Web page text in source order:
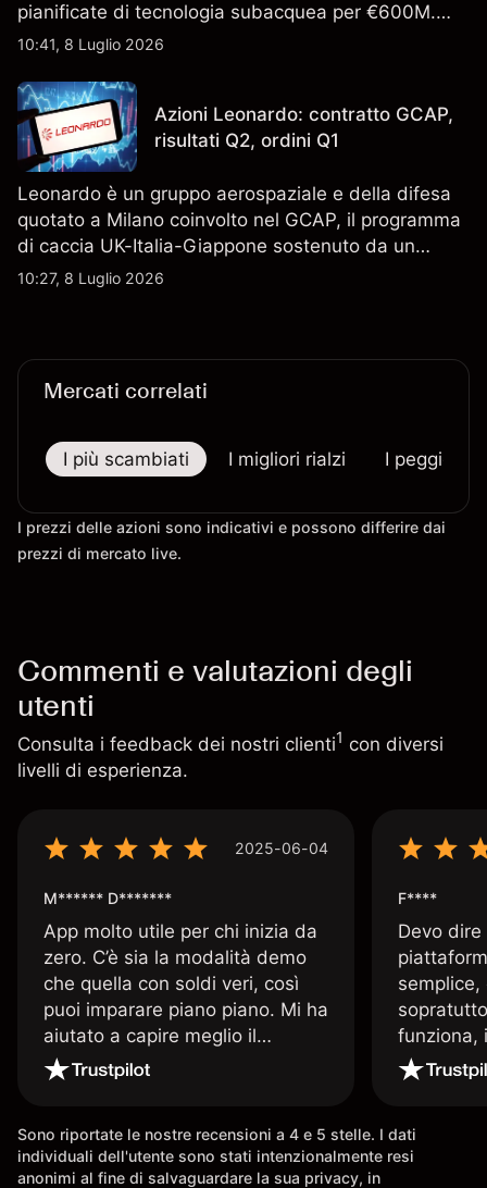
pianificate di tecnologia subacquea per €600M.
Scopri i target di prezzo FCT di terze parti e l'analisi
indicatore affidabile dei risultati futuri.
10:41, 8 Luglio 2026
Azioni Leonardo: contratto GCAP,
risultati Q2, ordini Q1
Leonardo è un gruppo aerospaziale e della difesa
quotato a Milano coinvolto nel GCAP, il programma
di caccia UK-Italia-Giappone sostenuto da un
contratto da 4,6 miliardi di sterline. I risultati
10:27, 8 Luglio 2026
Mercati correlati
I più scambiati I migliori rialzi I peggiori
I prezzi delle azioni sono indicativi e possono differire dai
prezzi di mercato live.
Commenti e valutazioni degli
utenti
Consulta i feedback dei nostri clienti1 con diversi
livelli di esperienza.
2025-06-04
M****** D*******
App molto utile per chi inizia da
zero. C’è sia la modalità demo
che quella con soldi veri, così
puoi imparare piano piano. Mi ha
aiutato a capire meglio il
trading. La consiglio a chi parte
senza esperienza.
F****
Devo
funziona,
Davide e'
spiega
Sono riportate le nostre recensioni a 4 e 5 stelle. I dati
individuali dell'utente sono stati intenzionalmente resi
anonimi al fine di salvaguardare la sua privacy, in